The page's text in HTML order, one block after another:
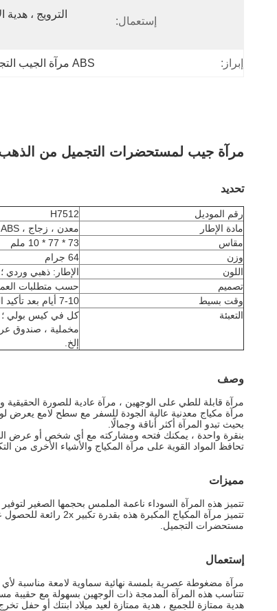
إستعمال:
إبراز: ABS مرآة الجيب التجميلية
مرآة جيب لمستحضرات التجميل من الذهب
تحديد
رقم الموديل
H7512
مادة الإطار
معدن ، زجاج ، ABS
مقاس
73 * 77 * 10 ملم
وزن
64 جرام
اللون
الإطار: ذهبي وردي
تصميم
حسب متطلبات
وقت بسيط
7-10 أيام بعد تأكيد الطلب
التعبئة
كل في كيس بولي ؛
إلخ.
وصف
مرآة قابلة للطي على الوجهين ، مرآة عادية للصورة الحقيقية
مرآة مكياج معدنية عالية الجودة للسفر مع سطح لامع يعرض
بحيث تبدو المرآة أكثر أناقة وجمالًا.
بنقرة واحدة ، يمكنك فتحه ومشاركته مع أي شخص أو عرض
تحافظ المواد القوية على مرآة المكياج والأشياء الأخرى من
مميزات
تتميز هذه المرآة السوداء ناعمة الملمس بحجمها الصغير
مستحضرات التجميل.
إستعمال
مرآة مضغوطة عصرية بلمسة نهائية سماوية لامعة مناسبة لأي
تتناسب هذه المرآة المدمجة ذات الوجهين بسهولة مع حقيبة
هدية ممتازة للجميع ، هدية ممتازة لعيد ميلاد ابنتك أو حفل